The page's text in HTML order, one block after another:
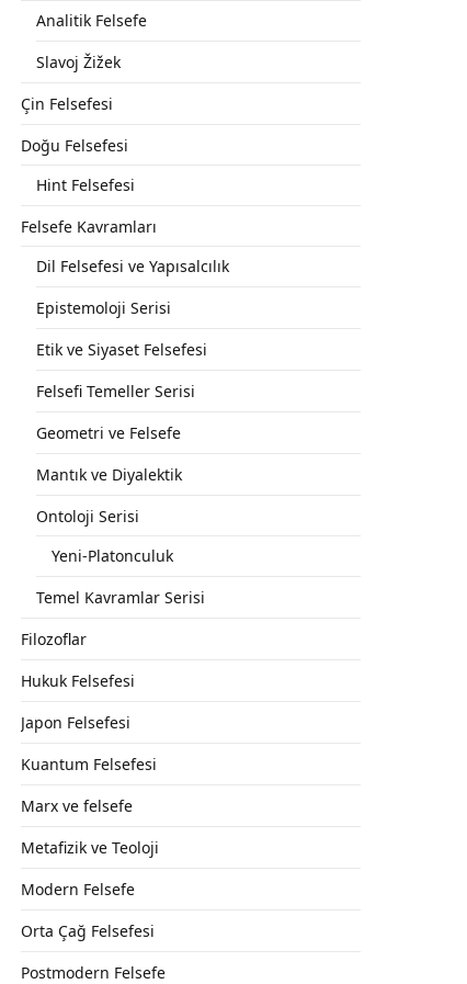
Analitik Felsefe
Slavoj Žižek
Çin Felsefesi
Doğu Felsefesi
Hint Felsefesi
Felsefe Kavramları
Dil Felsefesi ve Yapısalcılık
Epistemoloji Serisi
Etik ve Siyaset Felsefesi
Felsefi Temeller Serisi
Geometri ve Felsefe
Mantık ve Diyalektik
Ontoloji Serisi
Yeni-Platonculuk
Temel Kavramlar Serisi
Filozoflar
Hukuk Felsefesi
Japon Felsefesi
Kuantum Felsefesi
Marx ve felsefe
Metafizik ve Teoloji
Modern Felsefe
Orta Çağ Felsefesi
Postmodern Felsefe